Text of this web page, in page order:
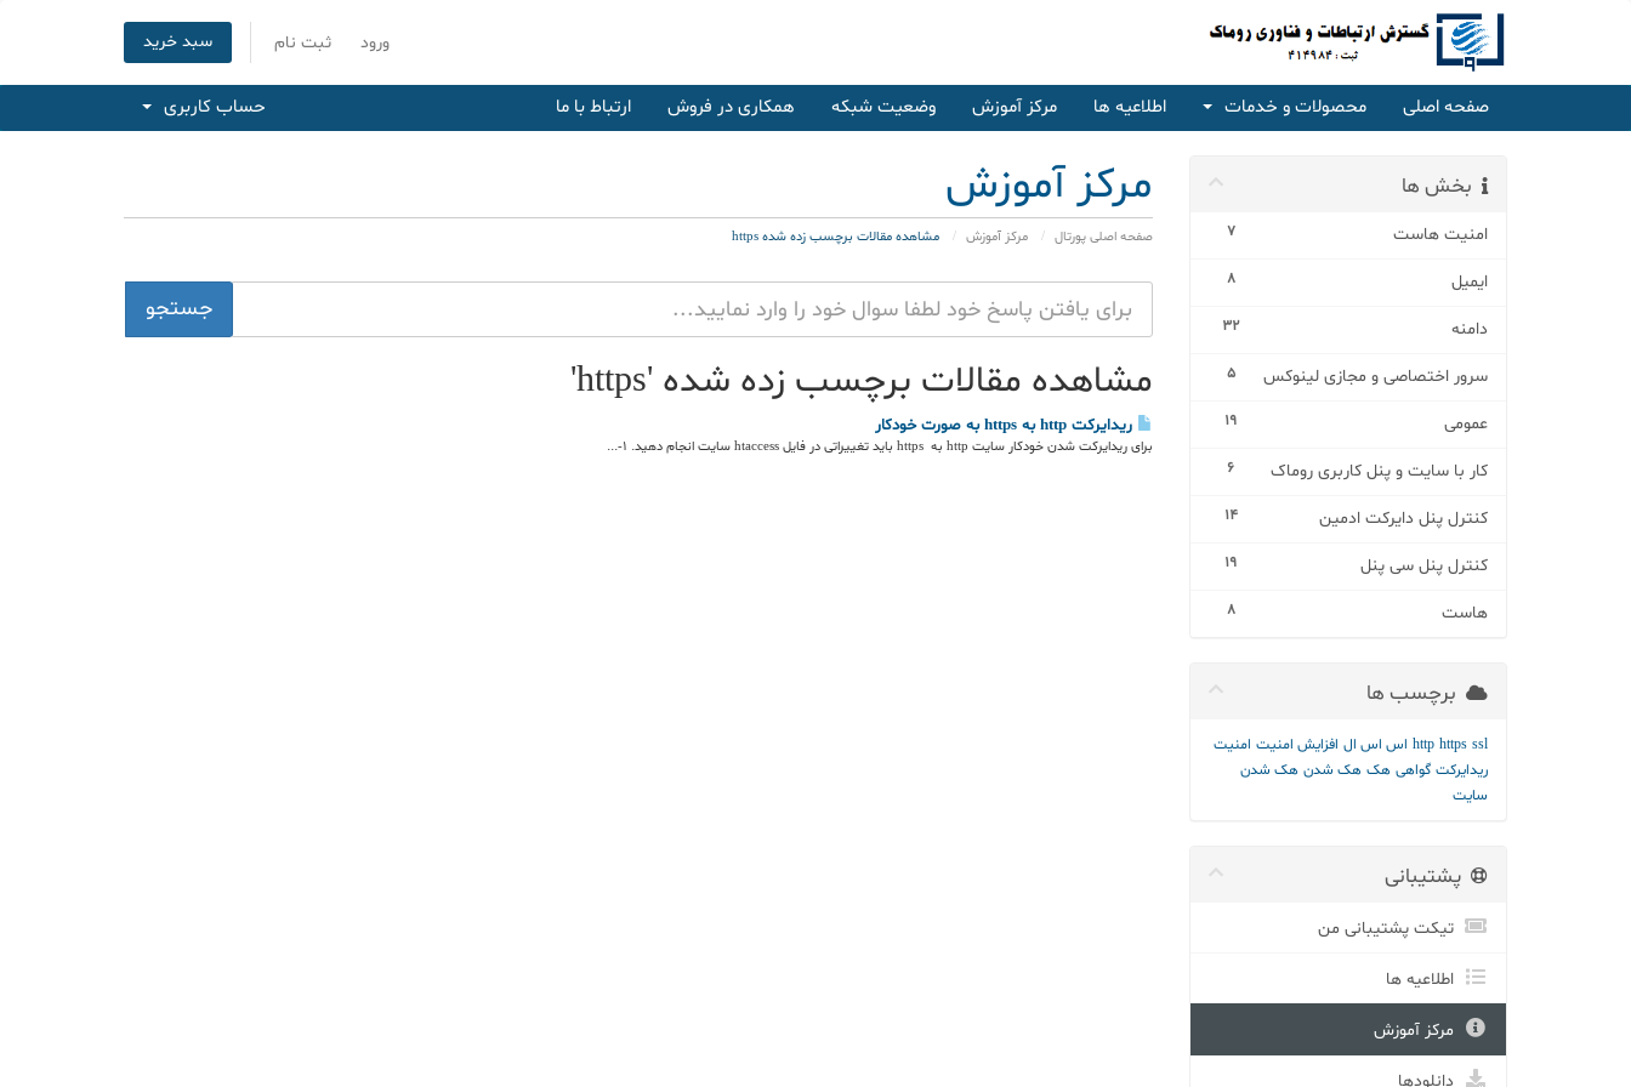
ورود ثبت نام سبد خرید
صفحه اصلی محصولات و خدمات اطلاعیه ها مرکز آموزش وضعیت شبکه همکاری در فروش ارتباط با ما حساب کاربری
مرکز آموزش
صفحه اصلی پورتال مرکز آموزش مشاهده مقالات برچسب زده شده https
بخش ها
7 امنیت هاست
8 ایمیل
32 دامنه
5 سرور اختصاصی و مجازی لینوکس
19 عمومی
6 کار با سایت و پنل کاربری روماک
14 کنترل پنل دایرکت ادمین
19 کنترل پنل سی پنل
8 هاست
برچسب ها
http https ssl اس اس ال افزایش امنیت امنیت
ریدایرکت گواهی هک هک شدن هک شدن
سایت
پشتیبانی
تیکت پشتیبانی من
اطلاعیه ها
مرکز آموزش
دانلودها
مشاهده مقالات برچسب زده شده 'https'
ریدایرکت http به https به صورت خودکار
برای ریدایرکت شدن خودکار سایت http به https باید تغییراتی در فایل htaccess سایت انجام دهید. 1-...